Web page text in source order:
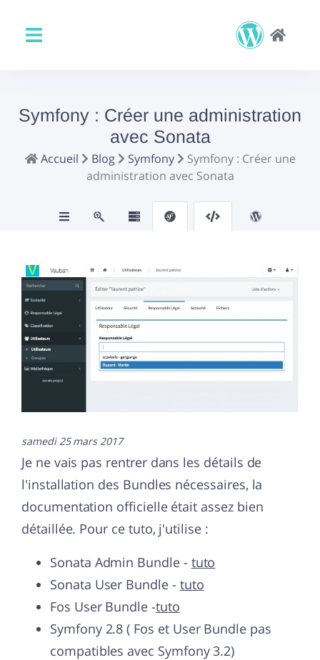
Symfony : Créer une administration
avec Sonata
Accueil Blog Symfony
Symfony : Créer une
administration avec Sonata
samedi 25 mars 2017
Je ne vais pas rentrer dans les détails de
l'installation des Bundles nécessaires, la
documentation officielle était assez bien
détaillée. Pour ce tuto, j'utilise :
Sonata Admin Bundle - tuto
Sonata User Bundle - tuto
Fos User Bundle -tuto
Symfony 2.8 ( Fos et User Bundle pas
compatibles avec Symfony 3.2)